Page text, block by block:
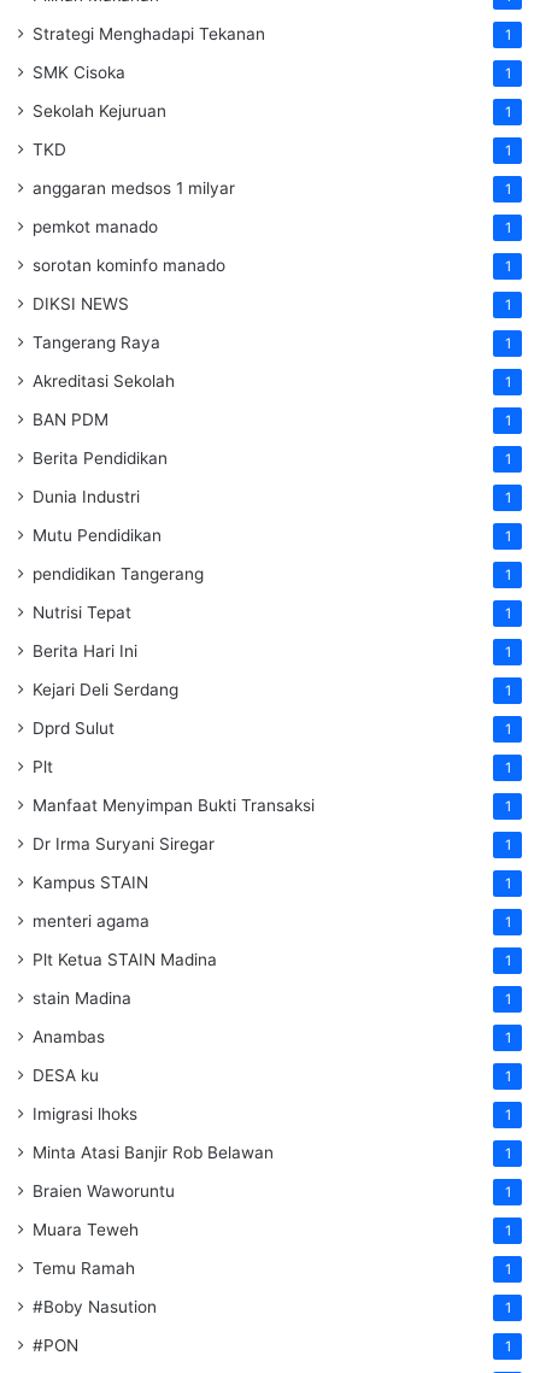
Strategi Menghadapi Tekanan 1
SMK Cisoka 1
Sekolah Kejuruan 1
TKD 1
anggaran medsos 1 milyar 1
pemkot manado 1
sorotan kominfo manado 1
DIKSI NEWS 1
Tangerang Raya 1
Akreditasi Sekolah 1
BAN PDM 1
Berita Pendidikan 1
Dunia Industri 1
Mutu Pendidikan 1
pendidikan Tangerang 1
Nutrisi Tepat 1
Berita Hari Ini 1
Kejari Deli Serdang 1
Dprd Sulut 1
Plt 1
Manfaat Menyimpan Bukti Transaksi 1
Dr Irma Suryani Siregar 1
Kampus STAIN 1
menteri agama 1
Plt Ketua STAIN Madina 1
stain Madina 1
Anambas 1
DESA ku 1
Imigrasi lhoks 1
Minta Atasi Banjir Rob Belawan 1
Braien Waworuntu 1
Muara Teweh 1
Temu Ramah 1
#Boby Nasution 1
#PON 1